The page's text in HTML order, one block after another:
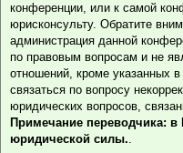
конференции, или к самой
юрисконсульту. Обратите
администрация данной
по правовым вопросам и не
отношений, кроме указанных
связаться по вопросу
юридических вопросов,
Примечание переводчика:
юридической силы..